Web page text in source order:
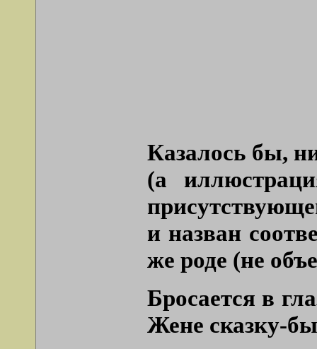
Казалось бы,
(а
и назван
же роде (не
Бросается в
Жене сказку-